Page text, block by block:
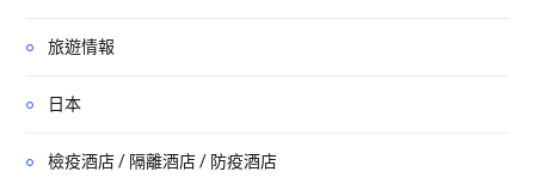
旅遊情報
日本
檢疫酒店 / 隔離酒店 / 防疫酒店